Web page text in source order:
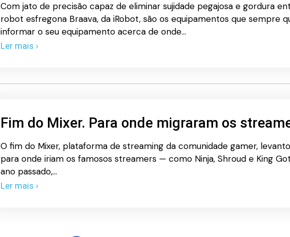
Com jato de precisão capaz de eliminar sujidade pegajosa e gordura
robot esfregona Braava, da iRobot, são os equipamentos que sempre
informar o seu equipamento acerca de onde…
Ler mais ›
Fim do Mixer. Para onde migraram os
O fim do Mixer, plataforma de streaming da comunidade gamer,
para onde iriam os famosos streamers — como Ninja, Shroud e King
ano passado,…
Ler mais ›